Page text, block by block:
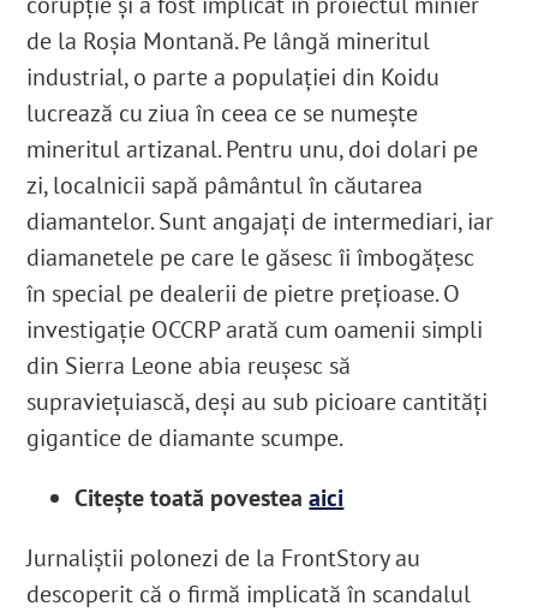
de la Roșia Montană. Pe lângă mineritul
industrial, o parte a populației din Koidu
lucrează cu ziua în ceea ce se numește
mineritul artizanal. Pentru unu, doi dolari pe
zi, localnicii sapă pâmântul în căutarea
diamantelor. Sunt angajați de intermediari, iar
diamanetele pe care le găsesc îi îmbogățesc
în special pe dealerii de pietre prețioase. O
investigație OCCRP arată cum oamenii simpli
din Sierra Leone abia reușesc să
supraviețuiască, deși au sub picioare cantități
gigantice de diamante scumpe.
Citește toată povesteaaici
Jurnaliştii polonezi de la FrontStory au
descoperit că o firmă implicată în scandalul